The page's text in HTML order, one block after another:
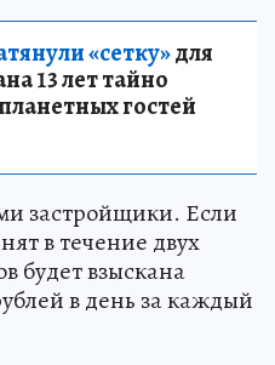
«сетку»для
13 лет тайно
гостей
застройщики. Если
в течение двух
будет взыскана
в день за каждый